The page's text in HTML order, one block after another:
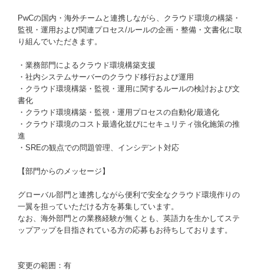
PwCの国内・海外チームと連携しながら、クラウド環境の構築・
監視・運用および関連プロセス/ルールの企画・整備・文書化に取
り組んでいただきます。
・業務部門によるクラウド環境構築支援
・社内システムサーバーのクラウド移行および運用
・クラウド環境構築・監視・運用に関するルールの検討および文
書化
・クラウド環境構築・監視・運用プロセスの自動化/最適化
・クラウド環境のコスト最適化並びにセキュリティ強化施策の推
進
・SREの観点での問題管理、インシデント対応
【部門からのメッセージ】
グローバル部門と連携しながら便利で安全なクラウド環境作りの
一翼を担っていただける方を募集しています。
なお、海外部門との業務経験が無くとも、英語力を生かしてステ
ップアップを目指されている方の応募もお待ちしております。
変更の範囲：有